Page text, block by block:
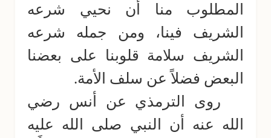
المطلوب منا أن نحيي شرعه
الشريف فينا، ومن جمله شرعه
الشريف سلامة قلوبنا على بعضنا
البعض فضلاً عن سلف الأمة.
روى الترمذي عن أنس رضي
الله عنه أن النبي صلى الله عليه